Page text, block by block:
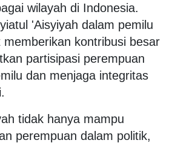
wilayah di Indonesia.
'Aisyiyah dalam pemilu
memberikan kontribusi besar
partisipasi perempuan
dan menjaga integritas
tidak hanya mampu
perempuan dalam politik,